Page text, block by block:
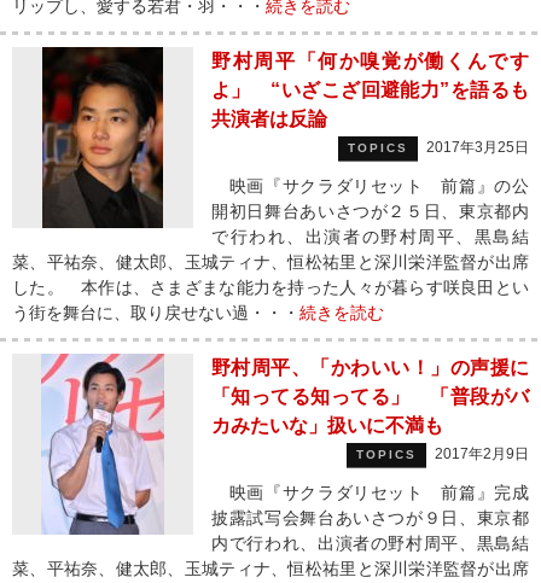
リップし、愛する若君・羽・・・ 続きを読む
野村周平「何か嗅覚が働くんです
よ」 “いざこざ回避能力”を語るも
共演者は反論
TOPICS 2017年3月25日
映画『サクラダリセット 前篇』の公
開初日舞台あいさつが２５日、東京都内
で行われ、出演者の野村周平、黒島結
菜、平祐奈、健太郎、玉城ティナ、恒松祐里と深川栄洋監督が出席
した。 本作は、さまざまな能力を持った人々が暮らす咲良田とい
う街を舞台に、取り戻せない過・・・ 続きを読む
野村周平、「かわいい！」の声援に
「知ってる知ってる」 「普段がバ
カみたいな」扱いに不満も
TOPICS 2017年2月9日
映画『サクラダリセット 前篇』完成
披露試写会舞台あいさつが９日、東京都
内で行われ、出演者の野村周平、黒島結
菜、平祐奈、健太郎、玉城ティナ、恒松祐里と深川栄洋監督が出席